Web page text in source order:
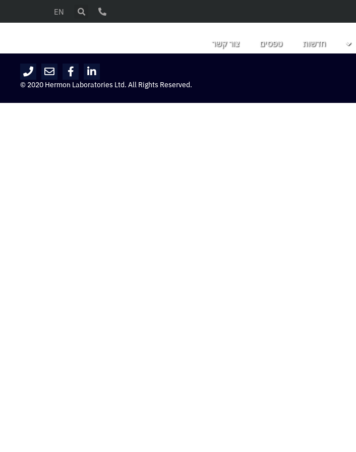
EN
חדשות טפסים צור קשר
© 2020 Hermon Laboratories Ltd. All Rights Reserved.